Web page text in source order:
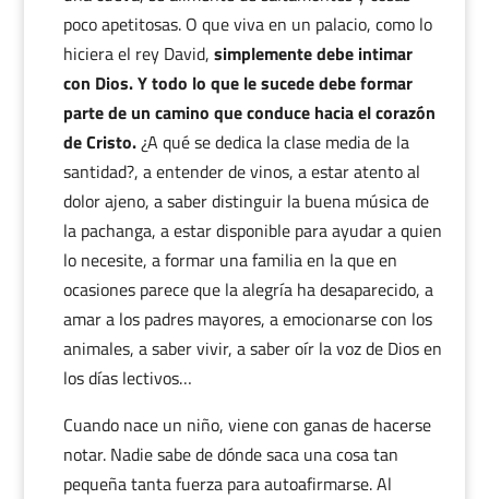
poco apetitosas. O que viva en un palacio, como lo
hiciera el rey David, simplemente debe intimar
con Dios. Y todo lo que le sucededebe formar
parte de un camino que conduce hacia el corazón
de Cristo.¿A qué se dedica la clase media de la
santidad?, a entender de vinos, a estar atento al
dolor ajeno, a saber distinguir la buena música de
la pachanga, a estar disponible para ayudar a quien
lo necesite, a formar una familia en la que en
ocasiones parece que la alegría ha desaparecido, a
amar a los padres mayores, a emocionarse con los
animales, a saber vivir, a saber oír la voz de Dios en
los días lectivos…
Cuando nace un niño, viene con ganas de hacerse
notar. Nadie sabe de dónde saca una cosa tan
pequeña tanta fuerza para autoafirmarse. Al